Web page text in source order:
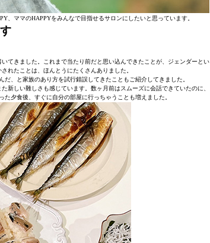
ママのHAPPYをみんなで目指せるサロンにしたいと思っています。
てきました。これまで当たり前だと思い込んできたことが、ジェンダーとい
れたことは、ほんとうにたくさんありました。
、と家族のあり方を試行錯誤してきたこともご紹介してきました。
新しい難しさも感じています。数ヶ月前はスムーズに会話できていたのに、
夕食後、すぐに自分の部屋に行っちゃうことも増えました。